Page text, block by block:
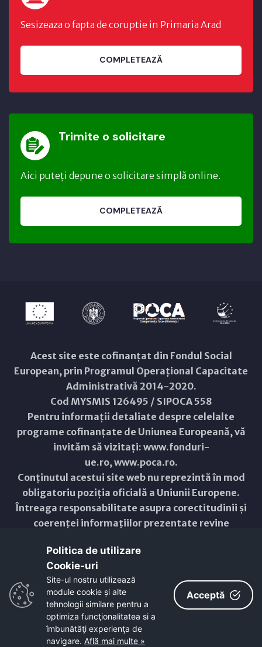
Sesizeaza o fapta de coruptie in Primaria Arad
COMPLETEAZĂ
Trimite o solicitare
Aici puteți depune o solicitare simplă online.
COMPLETEAZĂ
Acest site este cofinanțat din Fondul Social
European, prin Programul Operațional Capacitate
Administrativă 2014-2020.
Cod MYSMIS 126495 / SIPOCA 558
Pentru informații detaliate despre celelalte
programe cofinanțate de Uniunea Europeană, vă
invităm să vizitați: www.fonduri-
ue.ro,www.poca.ro.
Conținutul acestui site web nu reprezintă în mod
obligatoriu poziția oficială a Uniunii Europene.
Întreaga responsabilitate asupra corectitudinii și
coerenței informațiilor prezentate revine
Copyright © 2021 - 2026 -
ResponsiveVoice
Non-Commercial License
Politica de utilizare
Cookie-uri‎
Site-ul nostru utilizează
module cookie și alte
tehnologii similare pentru a
optimiza funcţionalitatea si a
îmbunătăţi experienţa de
navigare. Află mai multe »
Acceptă